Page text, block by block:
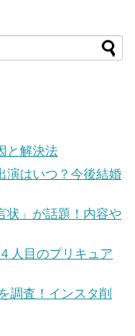
と解決法
演はいつ？今後結婚
状」が話題！内容や
人目のプリキュア
調査！インスタ削